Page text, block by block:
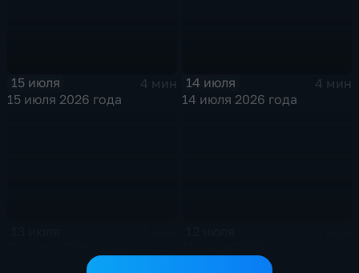
15 июля
4 мин
15 июля 2026 года
14 июля
4 мин
14 июля 2026 года